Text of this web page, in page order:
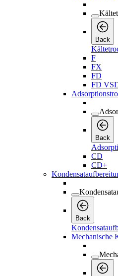
Back
F
FX
FD
FD
Back
CD
CD+
Back
Mechanische